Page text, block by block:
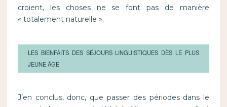
croient, les choses ne se font pas de manière
« totalement naturelle ».
LES BIENFAITS DES SÉJOURS LINGUISTIQUES DÈS LE PLUS
JEUNE ÂGE
J’en conclus, donc, que passer des périodes dans le